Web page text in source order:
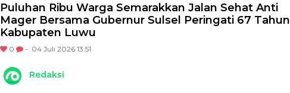
Puluhan Ribu Warga Semarakkan Jalan Sehat Anti
Mager Bersama Gubernur Sulsel Peringati 67 Tahun
Kabupaten Luwu
0 - 04 Juli 2026 13:51
Redaksi